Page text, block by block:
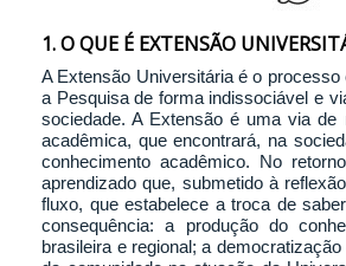
1. O QUE É EXTENSÃO
A Extensão Universitária é o
a Pesquisa de forma indissociável e
sociedade. A Extensão é uma via
acadêmica, que encontrará, na
conhecimento acadêmico. No
aprendizado que, submetido à
fluxo, que estabelece a troca de
consequência: a produção do
brasileira e regional; a